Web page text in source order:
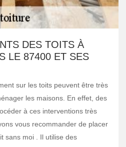
DES TOITS À
LE 87400 ET SES
sur les toits peuvent être très
les maisons. En effet, des
à ces interventions très
vous recommander de placer
sans moi . Il utilise des